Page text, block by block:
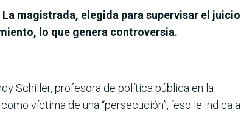
magistrada, elegida para supervisar el juicio
lo que genera controversia.
Schiller, profesora de política pública en la
víctima de una “persecución”, “eso le indica al